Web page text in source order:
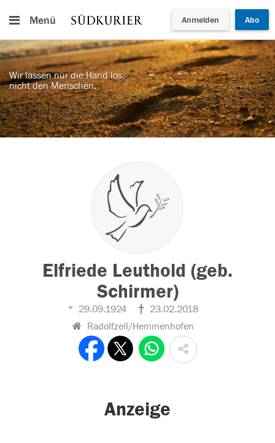
Menü Anmelden Abo
Wir lassen nur die Hand los,
nicht den Menschen.
Elfriede Leuthold (geb.
Schirmer)
29.09.1924
23.02.2018
Radolfzell/Hemmenhofen
Anzeige